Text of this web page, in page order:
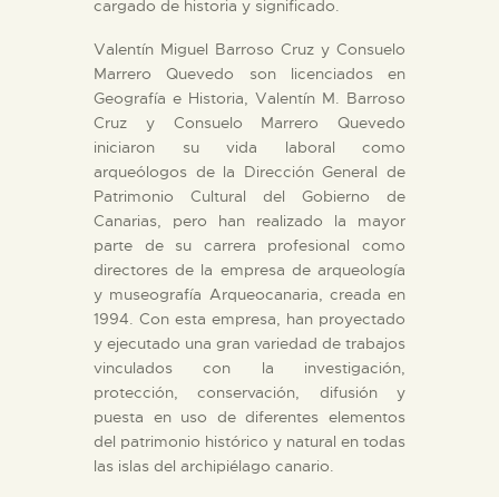
cargado de historia y significado.
Valentín Miguel Barroso Cruz y Consuelo
Marrero Quevedo son licenciados en
Geografía e Historia, Valentín M. Barroso
Cruz y Consuelo Marrero Quevedo
iniciaron su vida laboral como
arqueólogos de la Dirección General de
Patrimonio Cultural del Gobierno de
Canarias, pero han realizado la mayor
parte de su carrera profesional como
directores de la empresa de arqueología
y museografía Arqueocanaria, creada en
1994. Con esta empresa, han proyectado
y ejecutado una gran variedad de trabajos
vinculados con la investigación,
protección, conservación, difusión y
puesta en uso de diferentes elementos
del patrimonio histórico y natural en todas
las islas del archipiélago canario.